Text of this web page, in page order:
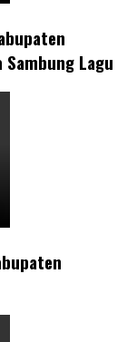
Sambung Lagu